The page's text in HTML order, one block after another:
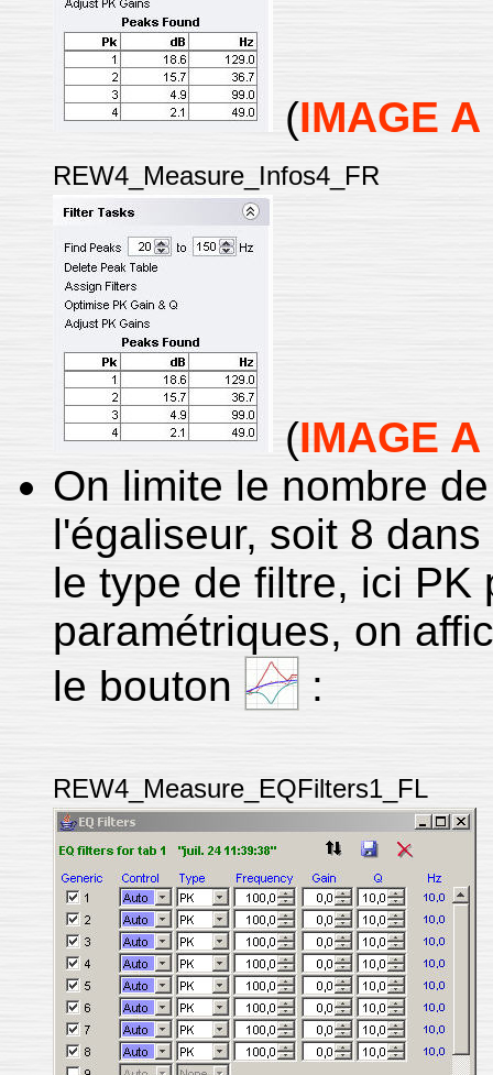
(IMAGE
REW4_Measure_Infos4_FR
(IMAGE
On limite le nombre
l'égaliseur, soit 8
le type de filtre, ici PK
paramétriques, on
le bouton
:
REW4_Measure_EQFilters1_FL